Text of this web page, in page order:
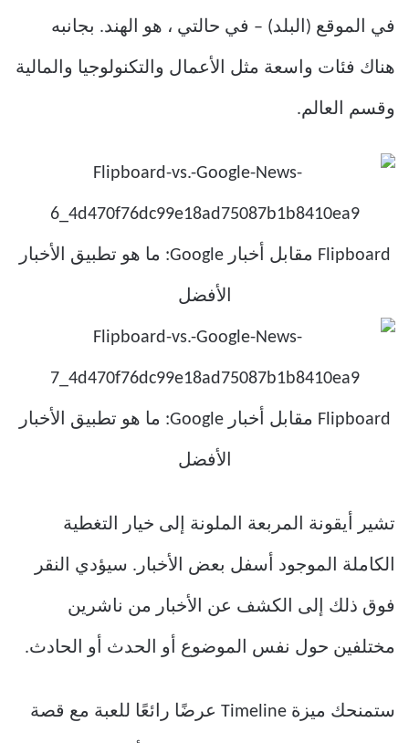
في الموقع (البلد) – في حالتي ، هو الهند. بجانبه
هناك فئات واسعة مثل الأعمال والتكنولوجيا والمالية
وقسم العالم.
تشير أيقونة المربعة الملونة إلى خيار التغطية
الكاملة الموجود أسفل بعض الأخبار. سيؤدي النقر
فوق ذلك إلى الكشف عن الأخبار من ناشرين
مختلفين حول نفس الموضوع أو الحدث أو الحادث.
ستمنحك ميزة Timeline عرضًا رائعًا للعبة مع قصة